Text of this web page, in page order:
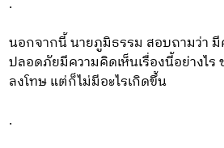
.
นอกจากนี้ นายภูมิธรรม สอบถามว่า มี
ปลอดภัยมีความคิดเห็นเรื่องนี้อย่างไ
ลงโทษ แต่ก็ไม่มีอะไรเกิดขึ้น
.